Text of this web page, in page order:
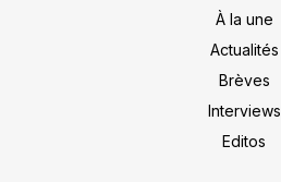
À la une
Actualités
Brèves
Interviews
Editos